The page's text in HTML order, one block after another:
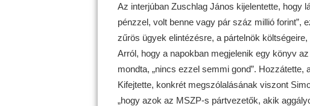
Az interjúban Zuschlag János kijelentette, hogy
pénzzel, volt benne vagy pár száz millió forint”,
zűrös ügyek elintézésre, a pártelnök költségeire,
Arról, hogy a napokban megjelenik egy könyv
mondta, „nincs ezzel semmi gond”.
Kifejtette, konkrét megszólalásának viszont
„hogy azok az MSZP-s pártvezetők, akik